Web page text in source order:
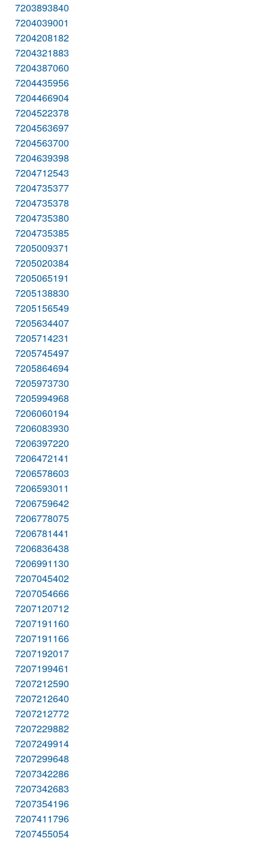
7203893840
7204039001
7204208182
7204321883
7204387060
7204435956
7204466904
7204522378
7204563697
7204563700
7204639398
7204712543
7204735377
7204735378
7204735380
7204735385
7205009371
7205020384
7205065191
7205138830
7205156549
7205634407
7205714231
7205745497
7205864694
7205973730
7205994968
7206060194
7206083930
7206397220
7206472141
7206578603
7206593011
7206759642
7206778075
7206781441
7206836438
7206991130
7207045402
7207054666
7207120712
7207191160
7207191166
7207192017
7207199461
7207212590
7207212640
7207212772
7207229882
7207249914
7207299648
7207342286
7207342683
7207354196
7207411796
7207455054